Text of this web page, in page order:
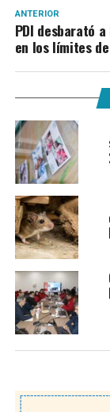
ANTERIOR
PDI desbarató
en los límites